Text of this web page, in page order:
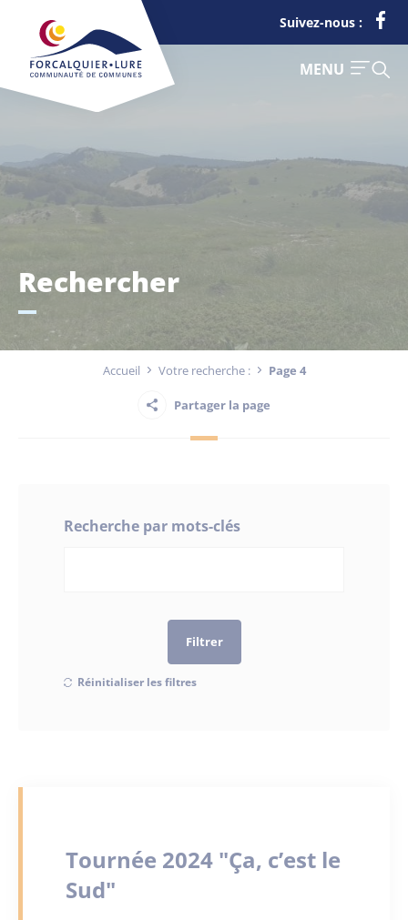
Suivez-nous :
Touriste
Entreprise
MENU
FERMER
Rechercher
Accueil Votre recherche : Page 4
Partager la page
Recherche par mots-clés
Filtrer
Réinitialiser les filtres
Tournée 2024 "Ça, c’est le
Sud"
Actualités
Publications
Cookies management panel